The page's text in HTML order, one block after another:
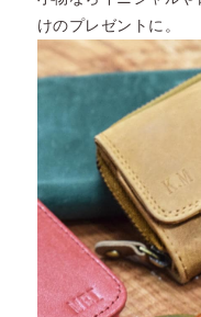
けのプレゼントに。